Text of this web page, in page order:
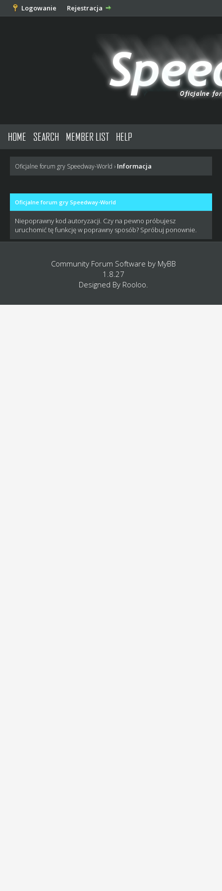
Logowanie Rejestracja
HOME SEARCH MEMBER LIST HELP
Oficjalne forum gry Speedway-World › Informacja
Oficjalne forum gry Speedway-World
Niepoprawny kod autoryzacji. Czy na pewno próbujesz
uruchomić tę funkcję w poprawny sposób? Spróbuj ponownie.
Community Forum Software by MyBB
1.8.27
Designed By Rooloo.